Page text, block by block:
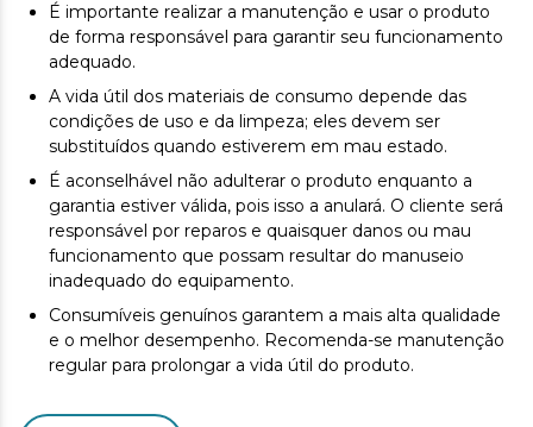
É importante realizar a manutenção e usar o produto
de forma responsável para garantir seu funcionamento
adequado.
A vida útil dos materiais de consumo depende das
condições de uso e da limpeza; eles devem ser
substituídos quando estiverem em mau estado.
É aconselhável não adulterar o produto enquanto a
garantia estiver válida, pois isso a anulará. O cliente será
responsável por reparos e quaisquer danos ou mau
funcionamento que possam resultar do manuseio
inadequado do equipamento.
Consumíveis genuínos garantem a mais alta qualidade
e o melhor desempenho. Recomenda-se manutenção
regular para prolongar a vida útil do produto.